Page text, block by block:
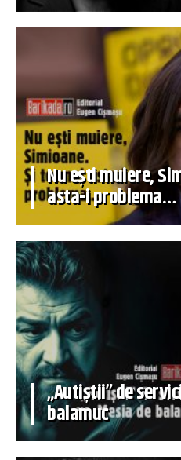
Nu ești muiere,
asta-i problema…
„Autiștii” de
balamuc